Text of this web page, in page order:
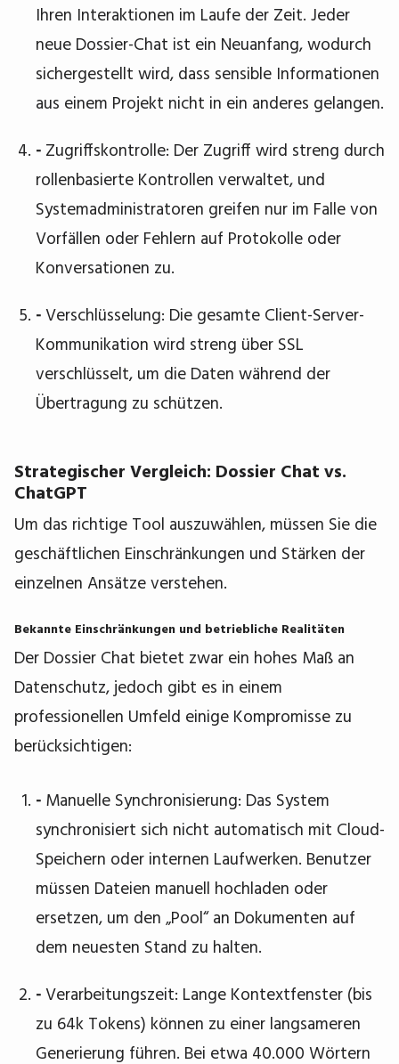
Ihren Interaktionen im Laufe der Zeit. Jeder
neue Dossier-Chat ist ein Neuanfang, wodurch
sichergestellt wird, dass sensible Informationen
aus einem Projekt nicht in ein anderes gelangen.
- Zugriffskontrolle: Der Zugriff wird streng durch
rollenbasierte Kontrollen verwaltet, und
Systemadministratoren greifen nur im Falle von
Vorfällen oder Fehlern auf Protokolle oder
Konversationen zu.
- Verschlüsselung: Die gesamte Client-Server-
Kommunikation wird streng über SSL
verschlüsselt, um die Daten während der
Übertragung zu schützen.
Strategischer Vergleich: Dossier Chat vs.
ChatGPT
Um das richtige Tool auszuwählen, müssen Sie die
geschäftlichen Einschränkungen und Stärken der
einzelnen Ansätze verstehen.
Bekannte Einschränkungen und betriebliche Realitäten
Der Dossier Chat bietet zwar ein hohes Maß an
Datenschutz, jedoch gibt es in einem
professionellen Umfeld einige Kompromisse zu
berücksichtigen:
- Manuelle Synchronisierung: Das System
synchronisiert sich nicht automatisch mit Cloud-
Speichern oder internen Laufwerken. Benutzer
müssen Dateien manuell hochladen oder
ersetzen, um den „Pool“ an Dokumenten auf
dem neuesten Stand zu halten.
- Verarbeitungszeit: Lange Kontextfenster (bis
zu 64k Tokens) können zu einer langsameren
Generierung führen. Bei etwa 40.000 Wörtern